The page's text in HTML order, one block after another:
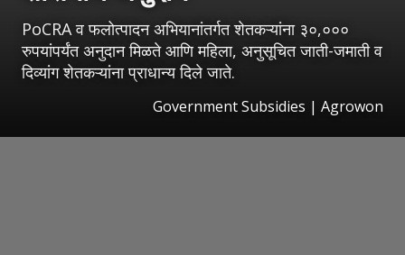
PoCRA व फलोत्पादन अभियानांतर्गत शेतकऱ्यांना ३०,०००
रुपयांपर्यंत अनुदान मिळते आणि महिला, अनुसूचित जाती-जमाती व
दिव्यांग शेतकऱ्यांना प्राधान्य दिले जाते.
Government Subsidies | Agrowon